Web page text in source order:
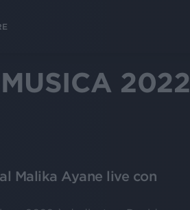
2022
Malika Ayane live con